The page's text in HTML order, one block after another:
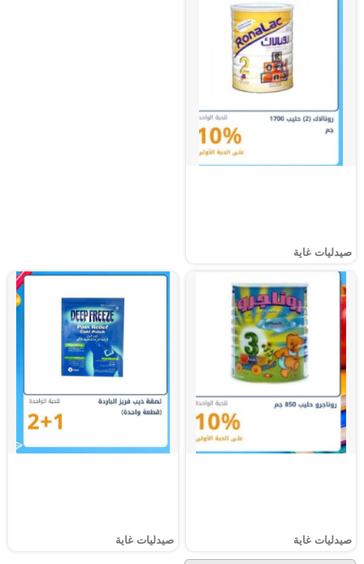
صيدليات غاية
صيدليات غاية صيدليات غاية